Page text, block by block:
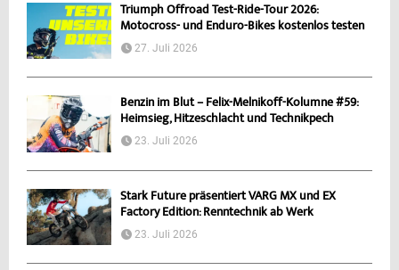
Triumph Offroad Test-Ride-Tour 2026:
Motocross- und Enduro-Bikes kostenlos testen
27. Juli 2026
Benzin im Blut – Felix-Melnikoff-Kolumne #59:
Heimsieg, Hitzeschlacht und Technikpech
23. Juli 2026
Stark Future präsentiert VARG MX und EX
Factory Edition: Renntechnik ab Werk
23. Juli 2026